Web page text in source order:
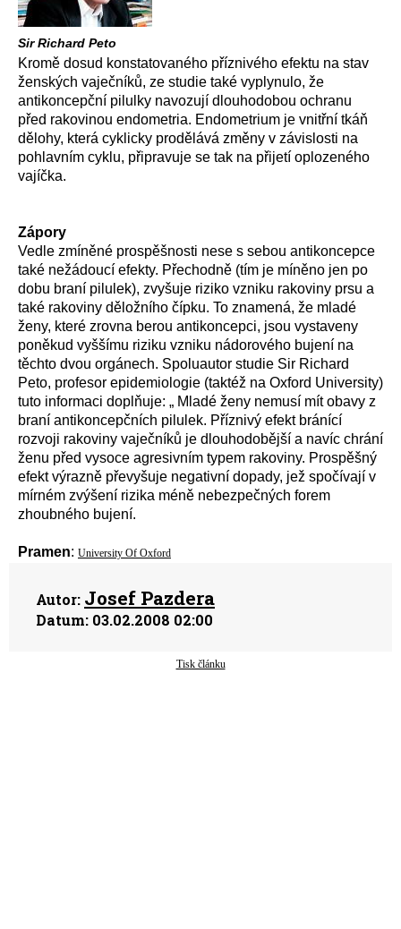
Sir Richard Peto
Kromě dosud konstatovaného příznivého efektu na stav
ženských vaječníků, ze studie také vyplynulo, že
antikoncepční pilulky navozují dlouhodobou ochranu
před rakovinou endometria. Endometrium je vnitřní tkáň
dělohy, která cyklicky prodělává změny v závislosti na
pohlavním cyklu, připravuje se tak na přijetí oplozeného
vajíčka.
Zápory
Vedle zmíněné prospěšnosti nese s sebou antikoncepce
také nežádoucí efekty. Přechodně (tím je míněno jen po
dobu braní pilulek), zvyšuje riziko vzniku rakoviny prsu a
také rakoviny děložního čípku. To znamená, že mladé
ženy, které zrovna berou antikoncepci, jsou vystaveny
poněkud vyššímu riziku vzniku nádorového bujení na
těchto dvou orgánech. Spoluautor studie Sir Richard
Peto, profesor epidemiologie (taktéž na Oxford University)
tuto informaci doplňuje: „ Mladé ženy nemusí mít obavy z
braní antikoncepčních pilulek. Příznivý efekt bránící
rozvoji rakoviny vaječníků je dlouhodobější a navíc chrání
ženu před vysoce agresivním typem rakoviny. Prospěšný
efekt výrazně převyšuje negativní dopady, jež spočívají v
mírném zvýšení rizika méně nebezpečných forem
zhoubného bujení.
Pramen: University Of Oxford
Autor: Josef Pazdera
Datum: 03.02.2008 02:00
Tisk článku